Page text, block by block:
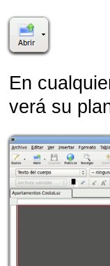
En
verá su